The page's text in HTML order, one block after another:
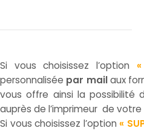
Si vous choisissez l’option
personnalisée par mailaux
vous offre ainsi la possibilité
auprès de l’imprimeur de votre
Si vous choisissez l’option«